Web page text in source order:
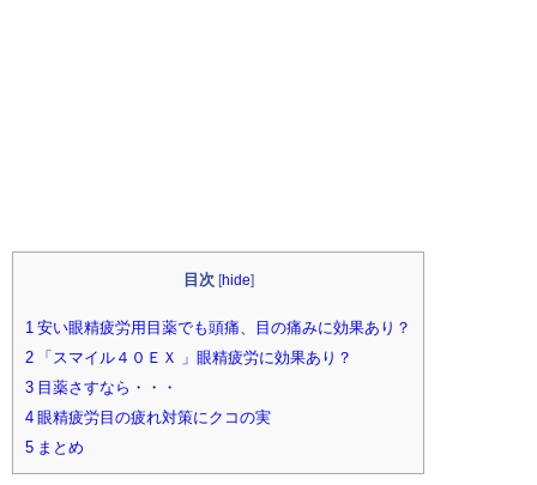
目次 hide
1 安い眼精疲労用目薬でも頭痛、目の痛みに効果あり？
2 「スマイル４０ＥＸ 」眼精疲労に効果あり？
3 目薬さすなら・・・
4 眼精疲労目の疲れ対策にクコの実
5 まとめ